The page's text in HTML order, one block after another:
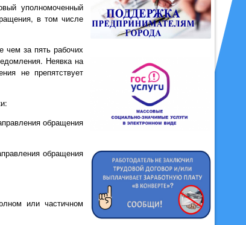
уполномоченный
в том числе
чем за пять рабочих
Неявка на
не препятствует
обращения
обращения
или частичном